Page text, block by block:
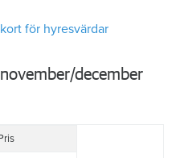
för hyresvärdar
december